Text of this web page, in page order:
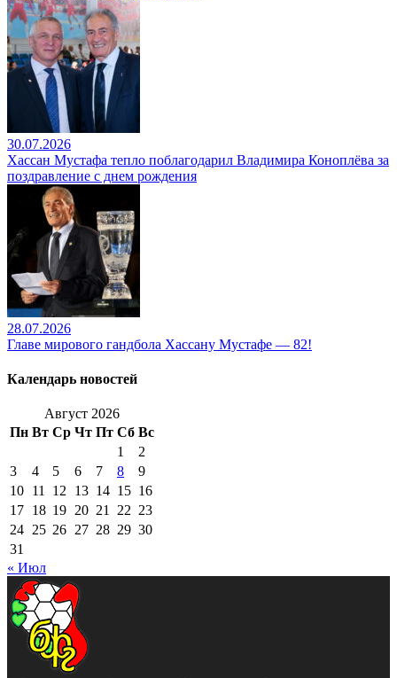
30.07.2026
Хассан Мустафа тепло поблагодарил Владимира Коноплёва за
поздравление с днем рождения
28.07.2026
Главе мирового гандбола Хассану Мустафе — 82!
Календарь новостей
Август 2026
Пн Вт Ср Чт Пт Сб Вс
1
2
3
4 5 6 7 8
9
10 11 12 13 14 15 16
17 18 19 20 21 22 23
24 25 26 27 28 29 30
31
« Июл